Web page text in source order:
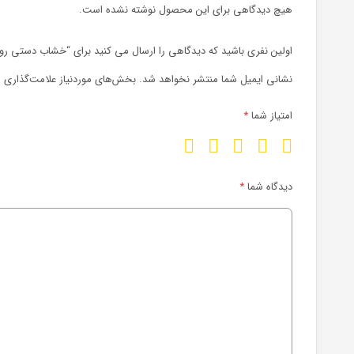
هیچ دیدگاهی برای این محصول نوشته نشده است.
اولین نفری باشید که دیدگاهی را ارسال می کنید برای “خشاب دستی
نشانی ایمیل شما منتشر نخواهد شد. بخش‌های موردنیاز علامت‌گذاری
امتیاز شما*
دیدگاه شما*